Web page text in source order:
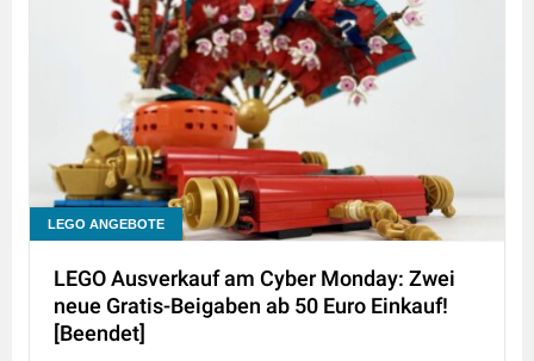
LEGO ANGEBOTE
LEGO Ausverkauf am Cyber Monday: Zwei
neue Gratis-Beigaben ab 50 Euro Einkauf!
[Beendet]